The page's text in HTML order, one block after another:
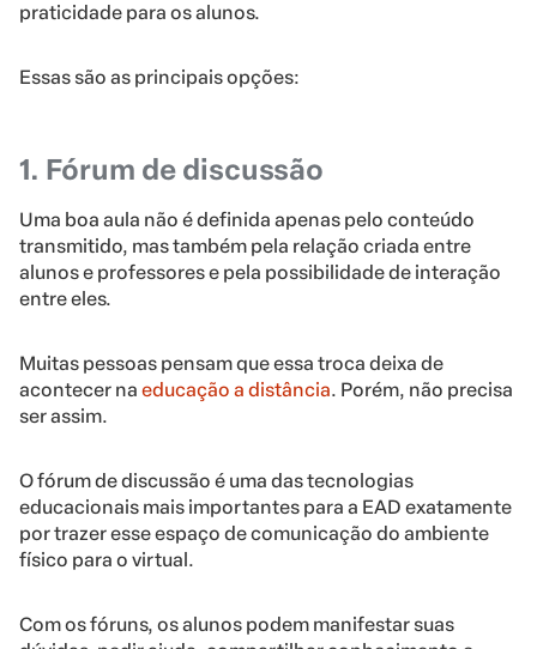
praticidade para os alunos.
Essas são as principais opções:
1. Fórum de discussão
Uma boa aula não é definida apenas pelo conteúdo
transmitido, mas também pela relação criada entre
alunos e professores e pela possibilidade de interação
entre eles.
Muitas pessoas pensam que essa troca deixa de
acontecer na educação a distância. Porém, não precisa
ser assim.
O fórum de discussão é uma das tecnologias
educacionais mais importantes para a EAD exatamente
por trazer esse espaço de comunicação do ambiente
físico para o virtual.
Com os fóruns, os alunos podem manifestar suas